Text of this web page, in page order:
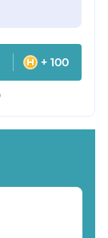
+ 100